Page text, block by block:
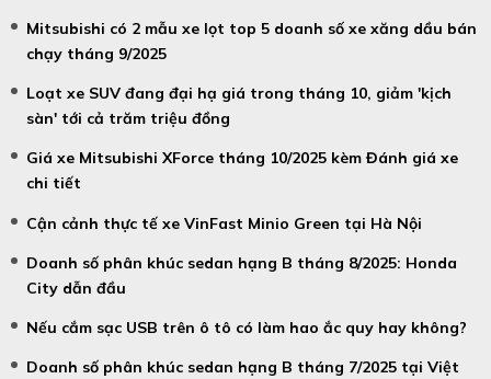
Mitsubishi có 2 mẫu xe lọt top 5 doanh số xe xăng dầu bán
chạy tháng 9/2025
Loạt xe SUV đang đại hạ giá trong tháng 10, giảm 'kịch
sàn' tới cả trăm triệu đồng
Giá xe Mitsubishi XForce tháng 10/2025 kèm Đánh giá xe
chi tiết
Cận cảnh thực tế xe VinFast Minio Green tại Hà Nội
Doanh số phân khúc sedan hạng B tháng 8/2025: Honda
City dẫn đầu
Nếu cắm sạc USB trên ô tô có làm hao ắc quy hay không?
Doanh số phân khúc sedan hạng B tháng 7/2025 tại Việt